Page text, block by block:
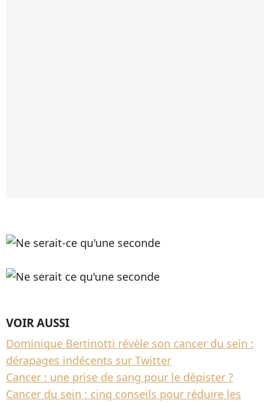
VOIR AUSSI
Dominique Bertinotti révèle son cancer du sein :
dérapages indécents sur Twitter
Cancer : une prise de sang pour le dépister ?
Cancer du sein : cinq conseils pour réduire les